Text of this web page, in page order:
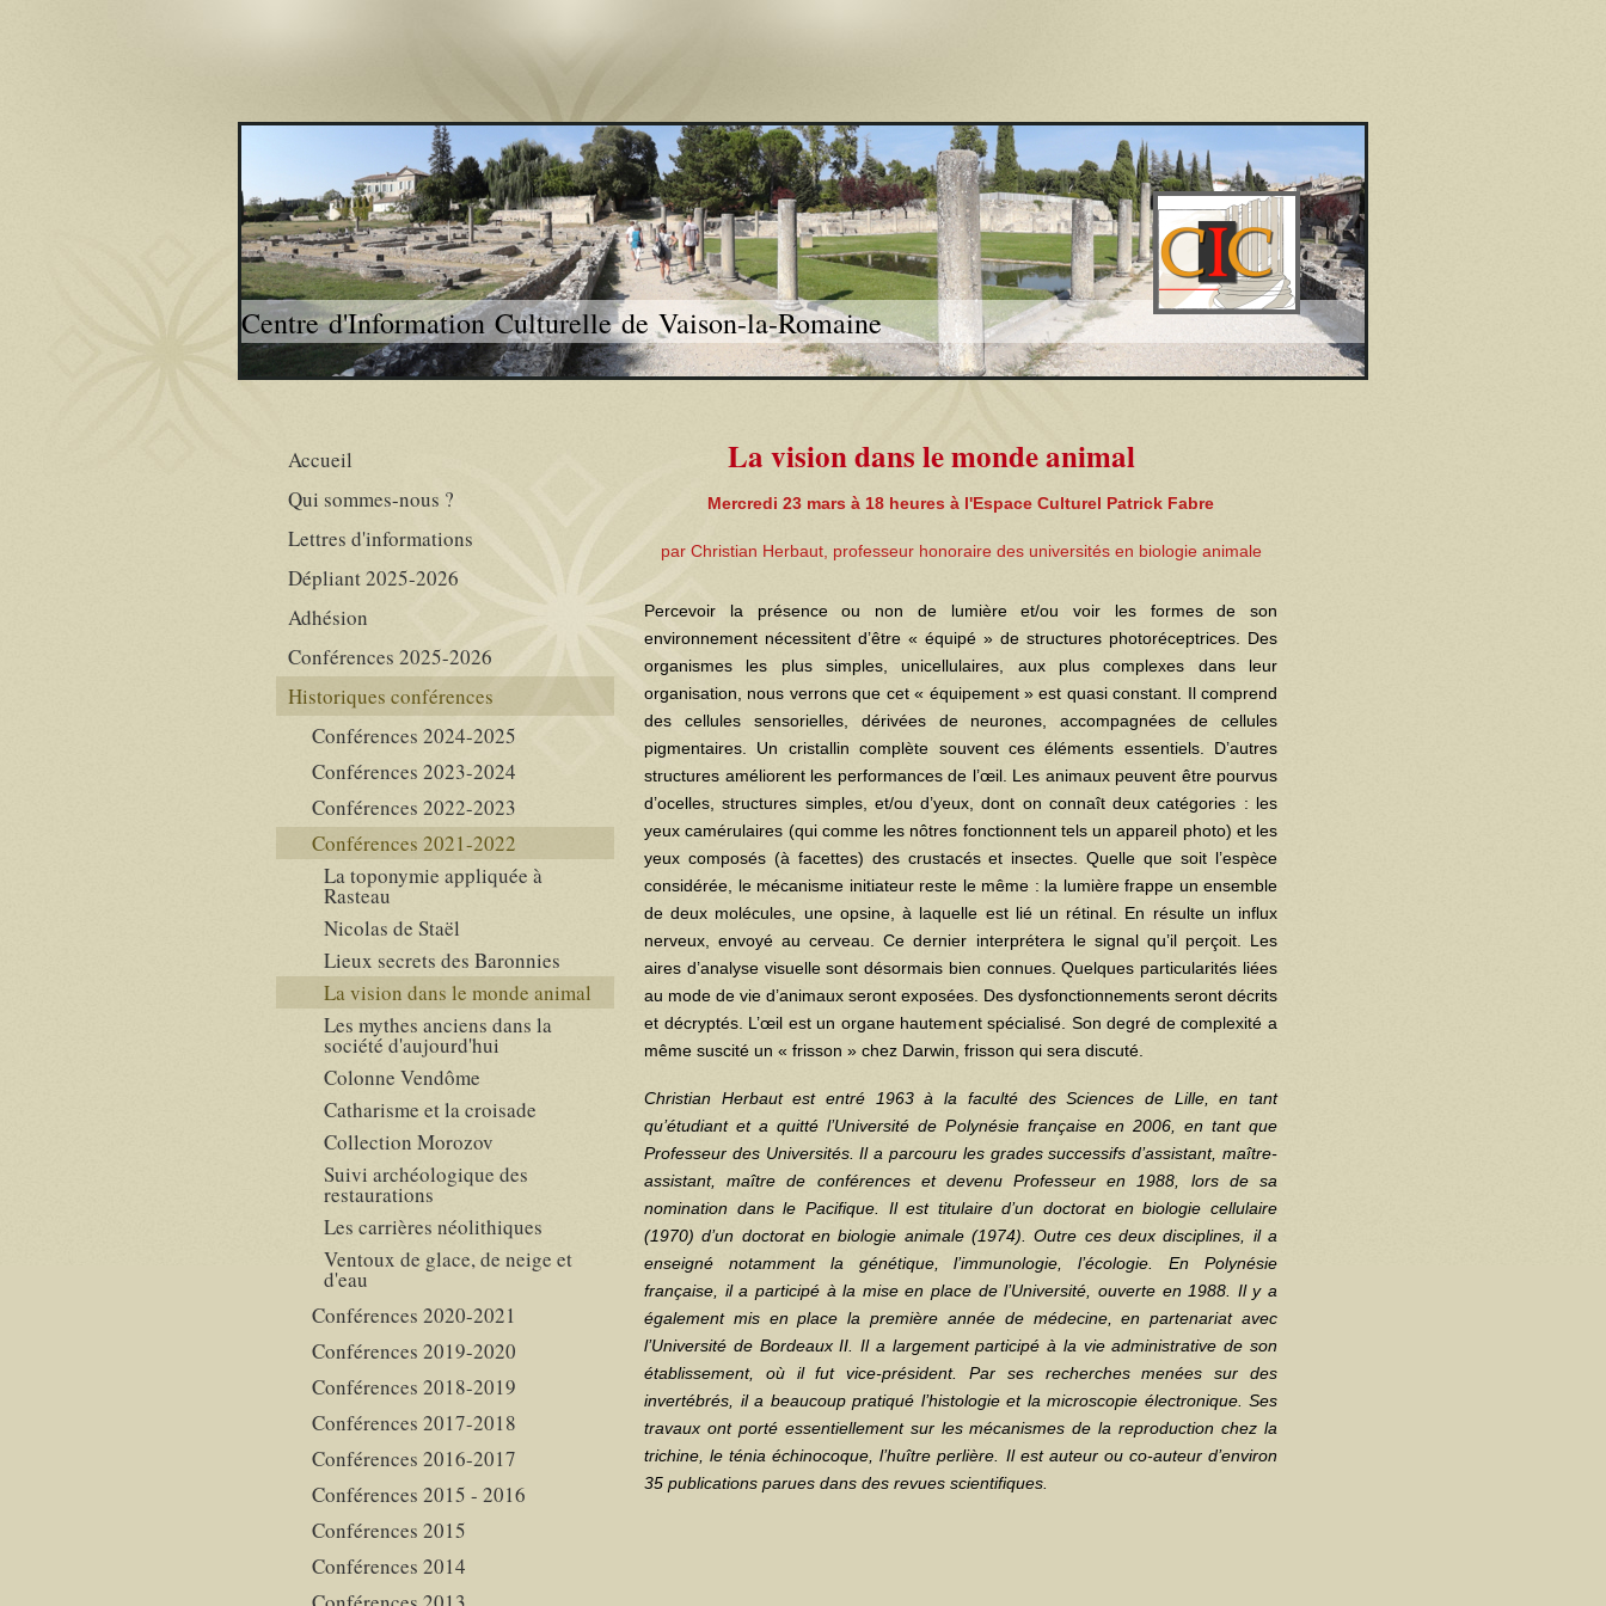
Centre d'Information Culturelle de Vaison-la-Romaine
La vision dans le monde animal
Mercredi 23 mars à 18 heures à l'Espace Culturel Patrick Fabre
par Christian Herbaut, professeur honoraire des universités en biologie animale
Percevoir la présence ou non de lumière et/ou voir les formes de son
environnement nécessitent d’être « équipé » de structures photoréceptrices. Des
organismes les plus simples, unicellulaires, aux plus complexes dans leur
organisation, nous verrons que cet « équipement » est quasi constant. Il comprend
des cellules sensorielles, dérivées de neurones, accompagnées de cellules
pigmentaires. Un cristallin complète souvent ces éléments essentiels. D’autres
structures améliorent les performances de l’œil. Les animaux peuvent être pourvus
d’ocelles, structures simples, et/ou d’yeux, dont on connaît deux catégories : les
yeux camérulaires (qui comme les nôtres fonctionnent tels un appareil photo) et les
yeux composés (à facettes) des crustacés et insectes. Quelle que soit l’espèce
considérée, le mécanisme initiateur reste le même : la lumière frappe un ensemble
de deux molécules, une opsine, à laquelle est lié un rétinal. En résulte un influx
nerveux, envoyé au cerveau. Ce dernier interprétera le signal qu’il perçoit. Les
aires d’analyse visuelle sont désormais bien connues. Quelques particularités liées
au mode de vie d’animaux seront exposées. Des dysfonctionnements seront décrits
et décryptés. L’œil est un organe hautement spécialisé. Son degré de complexité a
même suscité un « frisson » chez Darwin, frisson qui sera discuté.
Christian Herbaut est entré 1963 à la faculté des Sciences de Lille, en tant
qu’étudiant et a quitté l’Université de Polynésie française en 2006, en tant que
Professeur des Universités. Il a parcouru les grades successifs d’assistant, maître-
assistant, maître de conférences et devenu Professeur en 1988, lors de sa
nomination dans le Pacifique. Il est titulaire d’un doctorat en biologie cellulaire
(1970) d’un doctorat en biologie animale (1974). Outre ces deux disciplines, il a
enseigné notamment la génétique, l’immunologie, l’écologie. En Polynésie
française, il a participé à la mise en place de l’Université, ouverte en 1988. Il y a
également mis en place la première année de médecine, en partenariat avec
l’Université de Bordeaux II. Il a largement participé à la vie administrative de son
établissement, où il fut vice-président. Par ses recherches menées sur des
invertébrés, il a beaucoup pratiqué l’histologie et la microscopie électronique. Ses
travaux ont porté essentiellement sur les mécanismes de la reproduction chez la
trichine, le ténia échinocoque, l’huître perlière. Il est auteur ou co-auteur d’environ
35 publications parues dans des revues scientifiques.
Accueil
Qui sommes-nous ?
Lettres d'informations
Dépliant 2025-2026
Adhésion
Conférences 2025-2026
Historiques conférences
Conférences 2024-2025
Conférences 2023-2024
Conférences 2022-2023
Conférences 2021-2022
La toponymie appliquée à
Rasteau
Nicolas de Staël
Lieux secrets des Baronnies
La vision dans le monde animal
Les mythes anciens dans la
société d'aujourd'hui
Colonne Vendôme
Catharisme et la croisade
Collection Morozov
Suivi archéologique des
restaurations
Les carrières néolithiques
Ventoux de glace, de neige et
d'eau
Conférences 2020-2021
Conférences 2019-2020
Conférences 2018-2019
Conférences 2017-2018
Conférences 2016-2017
Conférences 2015 - 2016
Conférences 2015
Conférences 2014